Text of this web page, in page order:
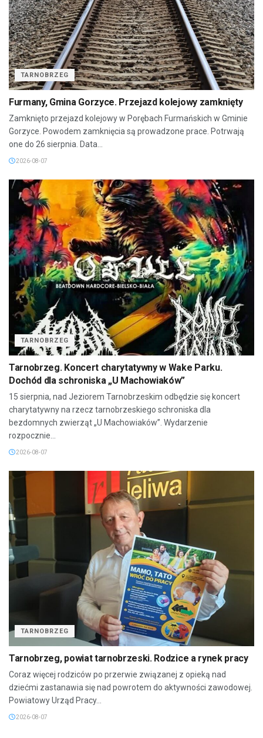
TARNOBRZEG
Furmany, Gmina Gorzyce. Przejazd kolejowy zamknięty
Zamknięto przejazd kolejowy w Porębach Furmańskich w Gminie
Gorzyce. Powodem zamknięcia są prowadzone prace. Potrwają
one do 26 sierpnia. Data...
2026-08-07
TARNOBRZEG
Tarnobrzeg. Koncert charytatywny w Wake Parku.
Dochód dla schroniska „U Machowiaków”
15 sierpnia, nad Jeziorem Tarnobrzeskim odbędzie się koncert
charytatywny na rzecz tarnobrzeskiego schroniska dla
bezdomnych zwierząt „U Machowiaków”. Wydarzenie
rozpocznie...
2026-08-07
TARNOBRZEG
Tarnobrzeg, powiat tarnobrzeski. Rodzice a rynek pracy
Coraz więcej rodziców po przerwie związanej z opieką nad
dziećmi zastanawia się nad powrotem do aktywności zawodowej.
Powiatowy Urząd Pracy...
2026-08-07